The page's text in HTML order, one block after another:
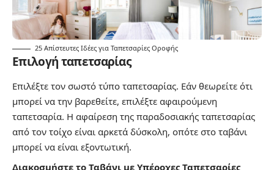
25 Απίστευτες Ιδέες για Ταπετσαρίες Οροφής
Επιλογή ταπετσαρίας
Επιλέξτε τον σωστό τύπο ταπετσαρίας. Εάν θεωρείτε ότι
μπορεί να την βαρεθείτε, επιλέξτε αφαιρούμενη
ταπετσαρία. Η αφαίρεση της παραδοσιακής ταπετσαρίας
από τον τοίχο είναι αρκετά δύσκολη, οπότε στο ταβάνι
μπορεί να είναι εξοντωτική.
Διακοσμήστε το Ταβάνι με Υπέροχες Ταπετσαρίες